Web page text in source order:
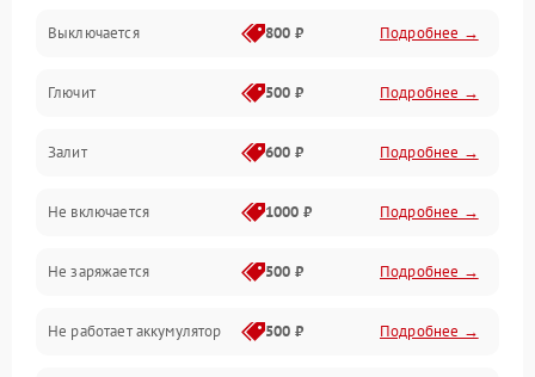
Механические проблемы
Матрица и оптика
Питание и питание цепей
Проблемы с картами памяти
Объективы
Программные сбои
Выключается 800 ₽ Подробнее →
Глючит 500 ₽ Подробнее →
Залит 600 ₽ Подробнее →
Не включается 1000 ₽ Подробнее →
Не заряжается 500 ₽ Подробнее →
Не работает аккумулятор 500 ₽ Подробнее →